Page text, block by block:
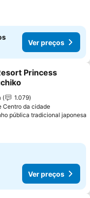
Ver preços
aos favoritos
Princess
1.079
Centro da cidade
pública tradicional japonesa
Ver preços